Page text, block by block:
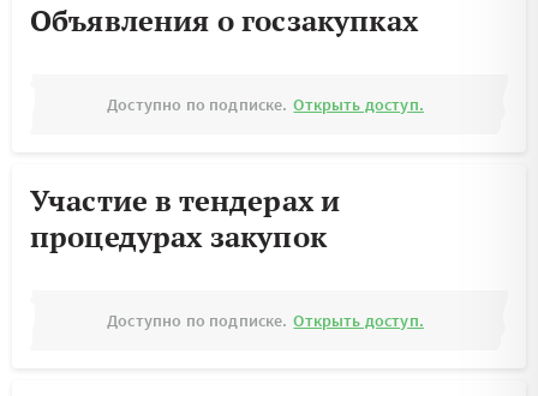
Объявления о госзакупках
Доступно по подписке. Открыть доступ.
Участие в тендерах и
процедурах закупок
Доступно по подписке. Открыть доступ.